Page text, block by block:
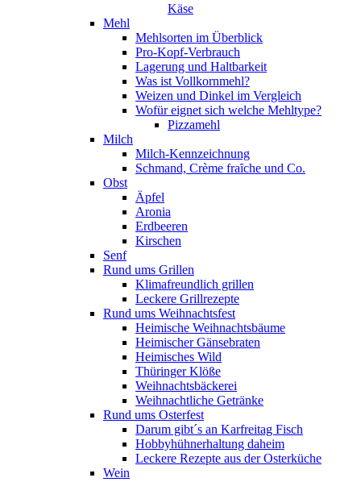
Käse
Mehl
Mehlsorten im Überblick
Pro-Kopf-Verbrauch
Lagerung und Haltbarkeit
Was ist Vollkornmehl?
Weizen und Dinkel im Vergleich
Wofür eignet sich welche Mehltype?
Pizzamehl
Milch
Milch-Kennzeichnung
Schmand, Crème fraȋche und Co.
Obst
Äpfel
Aronia
Erdbeeren
Kirschen
Senf
Rund ums Grillen
Klimafreundlich grillen
Leckere Grillrezepte
Rund ums Weihnachtsfest
Heimische Weihnachtsbäume
Heimischer Gänsebraten
Heimisches Wild
Thüringer Klöße
Weihnachtsbäckerei
Weihnachtliche Getränke
Rund ums Osterfest
Darum gibt´s an Karfreitag Fisch
Hobbyhühnerhaltung daheim
Leckere Rezepte aus der Osterküche
Wein